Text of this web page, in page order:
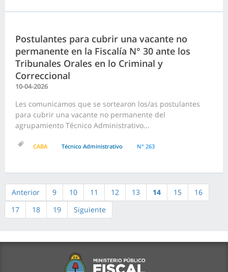
Postulantes para cubrir una vacante no
permanente en la Fiscalía N° 30 ante los
Tribunales Orales en lo Criminal y
Correccional
10-04-2026
Les comunicamos que se sortearon los/as postulantes
para cubrir una vacante no permanente del
agrupamiento Técnico Administrativo...
CABA Técnico Administrativo N° 263
Anterior 9 10 11 12 13 14 15
16
17
18 19 Siguiente